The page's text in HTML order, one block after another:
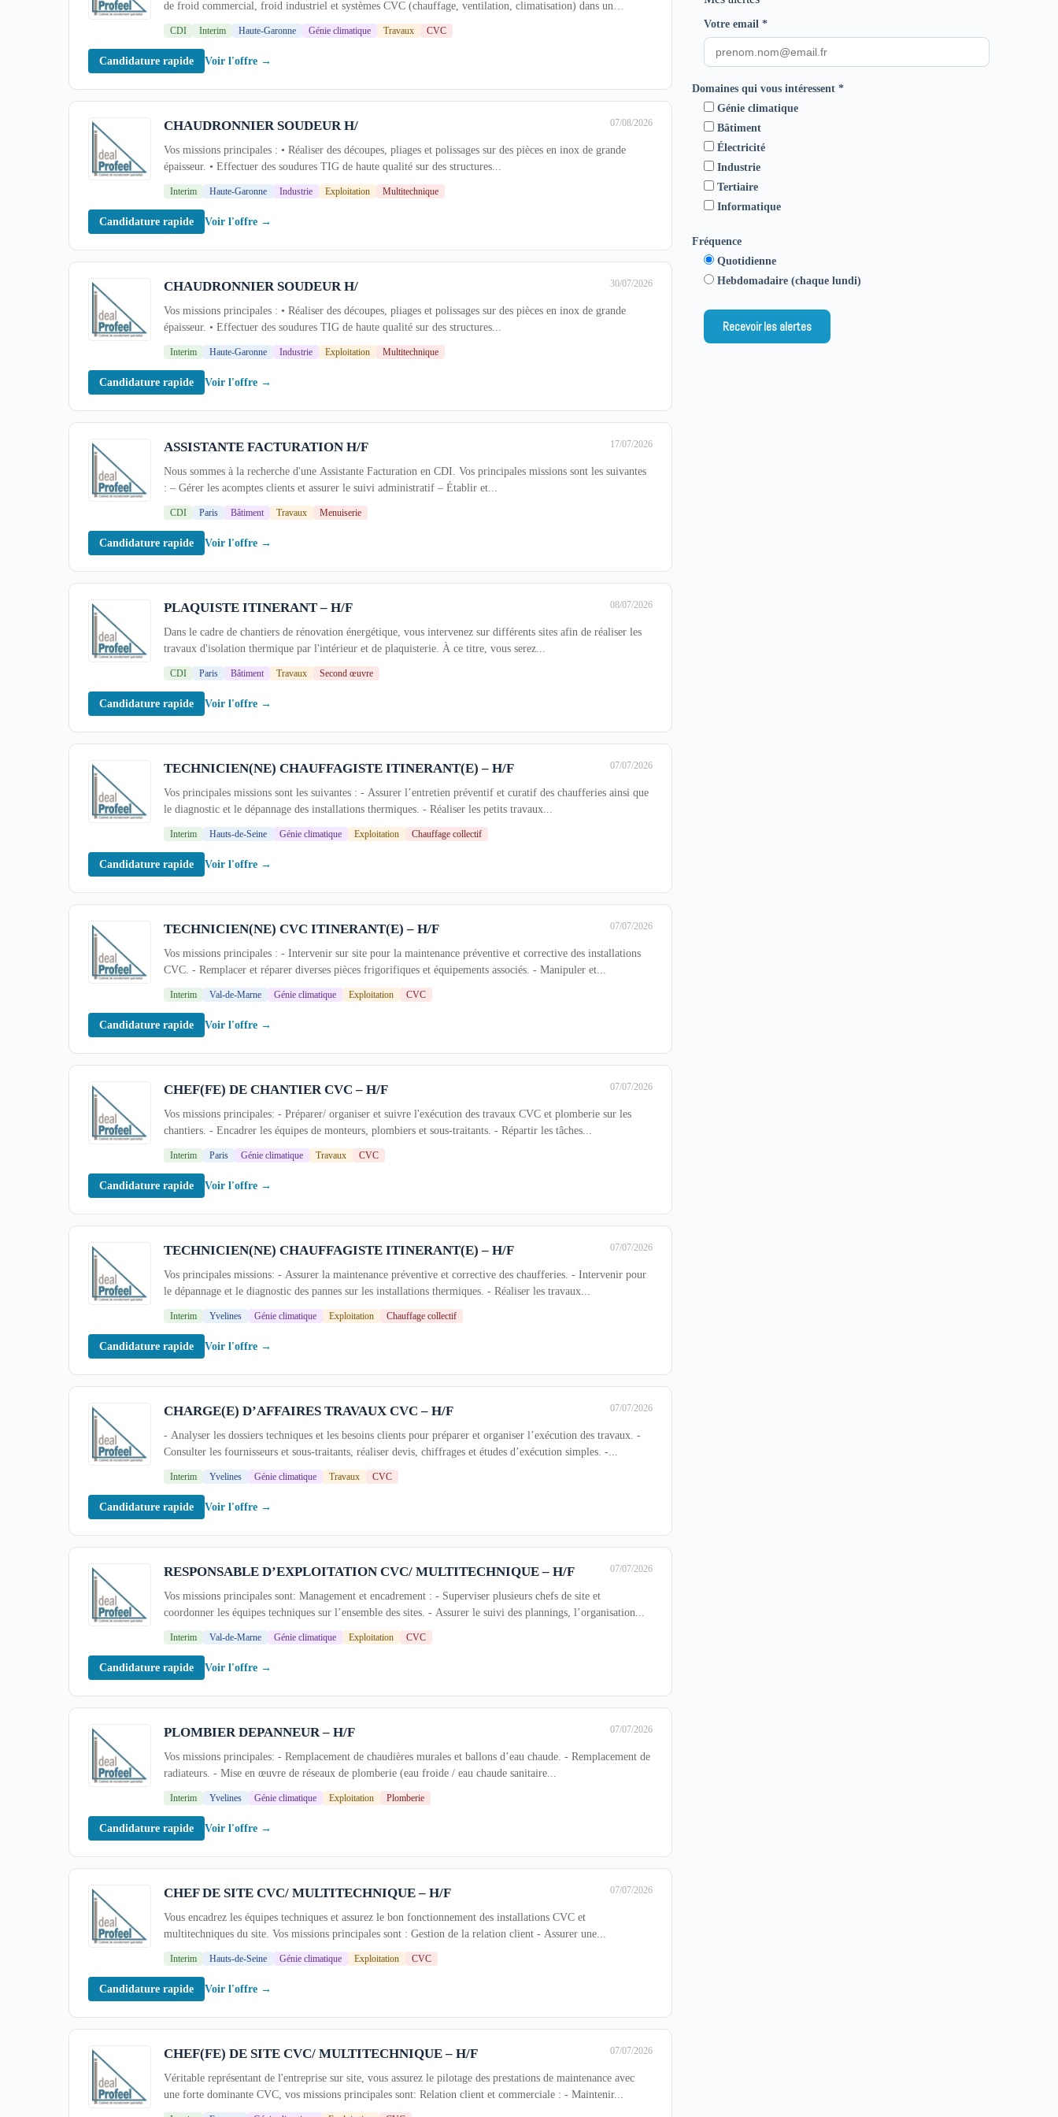
de froid commercial, froid industriel et systèmes CVC (chauffage, ventilation, climatisation) dans un
CDI Interim Haute-Garonne Génie climatique Travaux CVC
Candidature rapide Voir l'offre →
CHAUDRONNIER SOUDEUR H/ 07/08/2026
Vos missions principales : • Réaliser des découpes, pliages et polissages sur des pièces en inox de grande
épaisseur. • Effectuer des soudures TIG de haute qualité sur des structures...
Interim Haute-Garonne Industrie Exploitation Multitechnique
Candidature rapide Voir l'offre →
CHAUDRONNIER SOUDEUR H/ 30/07/2026
Vos missions principales : • Réaliser des découpes, pliages et polissages sur des pièces en inox de grande
épaisseur. • Effectuer des soudures TIG de haute qualité sur des structures...
Interim Haute-Garonne Industrie Exploitation Multitechnique
Candidature rapide Voir l'offre →
ASSISTANTE FACTURATION H/F 17/07/2026
Nous sommes à la recherche d'une Assistante Facturation en CDI. Vos principales missions sont les suivantes
: – Gérer les acomptes clients et assurer le suivi administratif – Établir et...
CDI Paris Bâtiment Travaux Menuiserie
Candidature rapide Voir l'offre →
PLAQUISTE ITINERANT – H/F 08/07/2026
Dans le cadre de chantiers de rénovation énergétique, vous intervenez sur différents sites afin de réaliser les
travaux d'isolation thermique par l'intérieur et de plaquisterie. À ce titre, vous serez...
CDI Paris Bâtiment Travaux Second œuvre
Candidature rapide Voir l'offre →
TECHNICIEN(NE) CHAUFFAGISTE ITINERANT(E) – H/F 07/07/2026
Vos principales missions sont les suivantes : - Assurer l’entretien préventif et curatif des chaufferies ainsi que
le diagnostic et le dépannage des installations thermiques. - Réaliser les petits travaux...
Interim Hauts-de-Seine Génie climatique Exploitation Chauffage collectif
Candidature rapide Voir l'offre →
TECHNICIEN(NE) CVC ITINERANT(E) – H/F 07/07/2026
Vos missions principales : - Intervenir sur site pour la maintenance préventive et corrective des installations
CVC. - Remplacer et réparer diverses pièces frigorifiques et équipements associés. - Manipuler et...
Interim Val-de-Marne Génie climatique Exploitation CVC
Candidature rapide Voir l'offre →
CHEF(FE) DE CHANTIER CVC – H/F 07/07/2026
Vos missions principales: - Préparer/ organiser et suivre l'exécution des travaux CVC et plomberie sur les
chantiers. - Encadrer les équipes de monteurs, plombiers et sous-traitants. - Répartir les tâches...
Interim Paris Génie climatique Travaux CVC
Candidature rapide Voir l'offre →
TECHNICIEN(NE) CHAUFFAGISTE ITINERANT(E) – H/F 07/07/2026
Vos principales missions: - Assurer la maintenance préventive et corrective des chaufferies. - Intervenir pour
le dépannage et le diagnostic des pannes sur les installations thermiques. - Réaliser les travaux...
Interim Yvelines Génie climatique Exploitation Chauffage collectif
Candidature rapide Voir l'offre →
CHARGE(E) D’AFFAIRES TRAVAUX CVC – H/F 07/07/2026
- Analyser les dossiers techniques et les besoins clients pour préparer et organiser l’exécution des travaux. -
Consulter les fournisseurs et sous-traitants, réaliser devis, chiffrages et études d’exécution simples. -...
Interim Yvelines Génie climatique Travaux CVC
Candidature rapide Voir l'offre →
RESPONSABLE D’EXPLOITATION CVC/ MULTITECHNIQUE – H/F 07/07/2026
Vos missions principales sont: Management et encadrement : - Superviser plusieurs chefs de site et
coordonner les équipes techniques sur l’ensemble des sites. - Assurer le suivi des plannings, l’organisation...
Interim Val-de-Marne Génie climatique Exploitation CVC
Candidature rapide Voir l'offre →
PLOMBIER DEPANNEUR – H/F 07/07/2026
Vos missions principales: - Remplacement de chaudières murales et ballons d’eau chaude. - Remplacement de
radiateurs. - Mise en œuvre de réseaux de plomberie (eau froide / eau chaude sanitaire...
Interim Yvelines Génie climatique Exploitation Plomberie
Candidature rapide Voir l'offre →
CHEF DE SITE CVC/ MULTITECHNIQUE – H/F 07/07/2026
Vous encadrez les équipes techniques et assurez le bon fonctionnement des installations CVC et
multitechniques du site. Vos missions principales sont : Gestion de la relation client - Assurer une...
Interim Hauts-de-Seine Génie climatique Exploitation CVC
Candidature rapide Voir l'offre →
CHEF(FE) DE SITE CVC/ MULTITECHNIQUE – H/F 07/07/2026
Véritable représentant de l'entreprise sur site, vous assurez le pilotage des prestations de maintenance avec
une forte dominante CVC, vos missions principales sont: Relation client et commerciale : - Maintenir...
Votre email *
Domaines qui vous intéressent *
Génie climatique
Bâtiment
Électricité
Industrie
Tertiaire
Informatique
Fréquence
Quotidienne
Hebdomadaire (chaque lundi)
Recevoir les alertes